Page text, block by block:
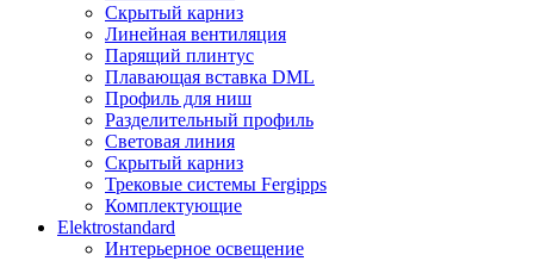
Скрытый карниз
Линейная вентиляция
Парящий плинтус
Плавающая вставка DML
Профиль для ниш
Разделительный профиль
Световая линия
Скрытый карниз
Трековые системы Fergipps
Комплектующие
Elektrostandard
Интерьерное освещение